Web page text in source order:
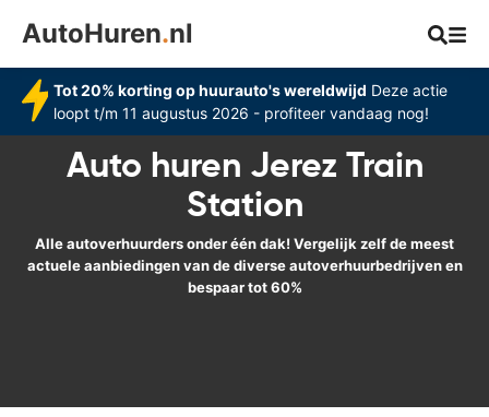
AutoHuren.nl
Tot 20% korting op huurauto's wereldwijd Deze actie
loopt t/m 11 augustus 2026 - profiteer vandaag nog!
Auto huren Jerez Train
Station
Alle autoverhuurders onder één dak! Vergelijk zelf de meest
actuele aanbiedingen van de diverse autoverhuurbedrijven en
bespaar tot 60%